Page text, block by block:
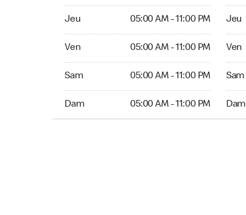
Jeu 05:00 AM - 11:00 PM
Ven 05:00 AM - 11:00 PM
Sam 05:00 AM - 11:00 PM
Dam 05:00 AM - 11:00 PM
Jeu
Ven
Sam
Dam